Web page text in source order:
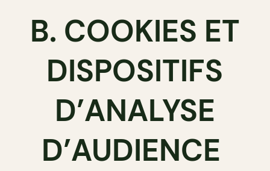
B. COOKIES ET
DISPOSITIFS
D’ANALYSE
D’AUDIENCE